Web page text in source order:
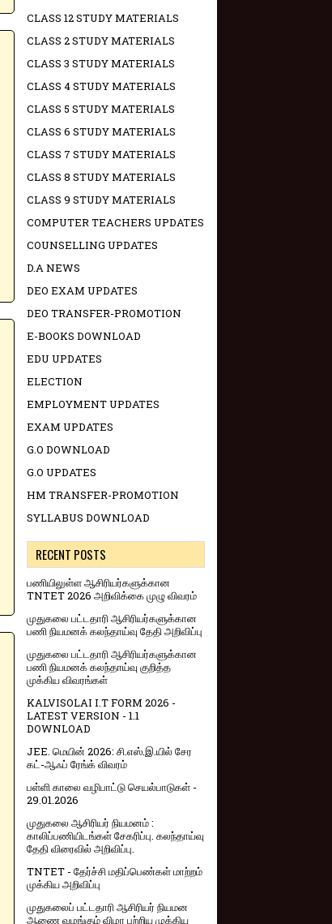
CLASS 12 STUDY MATERIALS
CLASS 2 STUDY MATERIALS
CLASS 3 STUDY MATERIALS
CLASS 4 STUDY MATERIALS
CLASS 5 STUDY MATERIALS
CLASS 6 STUDY MATERIALS
CLASS 7 STUDY MATERIALS
CLASS 8 STUDY MATERIALS
CLASS 9 STUDY MATERIALS
COMPUTER TEACHERS UPDATES
COUNSELLING UPDATES
D.A NEWS
DEO EXAM UPDATES
DEO TRANSFER-PROMOTION
E-BOOKS DOWNLOAD
EDU UPDATES
ELECTION
EMPLOYMENT UPDATES
EXAM UPDATES
G.O DOWNLOAD
G.O UPDATES
HM TRANSFER-PROMOTION
SYLLABUS DOWNLOAD
RECENT POSTS
பணியிலுள்ள ஆசிரியர்களுக்கான
TNTET 2026 அறிவிக்கை முழு விவரம்
முதுகலை பட்டதாரி ஆசிரியர்களுக்கான
பணி நியமனக் கலந்தாய்வு தேதி அறிவிப்பு
முதுகலை பட்டதாரி ஆசிரியர்களுக்கான
பணி நியமனக் கலந்தாய்வு குறித்த
முக்கிய விவரங்கள்
KALVISOLAI I.T FORM 2026 -
LATEST VERSION - 1.1
DOWNLOAD
JEE. மெயின் 2026: சி.எஸ்.இ.யில் சேர
கட்-ஆஃப் ரேங்க் விவரம்
பள்ளி காலை வழிபாட்டு செயல்பாடுகள் -
29.01.2026
முதுகலை ஆசிரியர் நியமனம் :
காலிப்பணியிடங்கள் சேகரிப்பு. கலந்தாய்வு
தேதி விரைவில் அறிவிப்பு.
TNTET - தேர்ச்சி மதிப்பெண்கள் மாற்றம்
முக்கிய அறிவிப்பு
முதுகலைப் பட்டதாரி ஆசிரியர் நியமன
ஆணை வழங்கும் விழா பற்றிய முக்கிய